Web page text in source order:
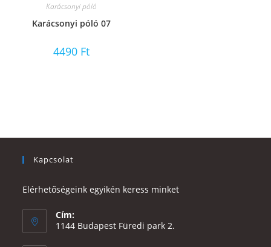
Karácsonyi póló
Karácsonyi póló 07
4490 Ft
Kapcsolat
Elérhetőségeink egyikén keress minket
Cím:
1144 Budapest Füredi park 2.